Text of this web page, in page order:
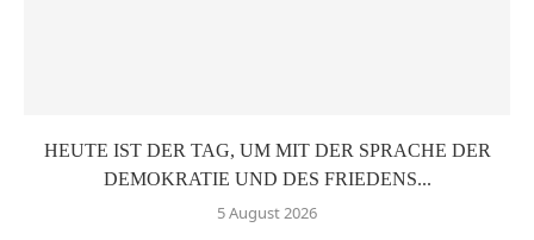
HEUTE IST DER TAG, UM MIT DER SPRACHE DER
DEMOKRATIE UND DES FRIEDENS...
5 August 2026